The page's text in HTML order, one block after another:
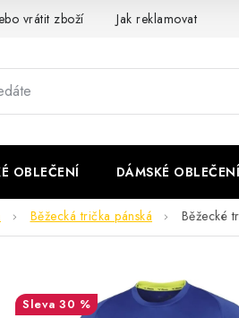
vrátit zboží Jak reklamovat
OBLEČENÍ DÁMSKÉ OBLEČENÍ
Běžecká trička pánská Běžecké
30 %